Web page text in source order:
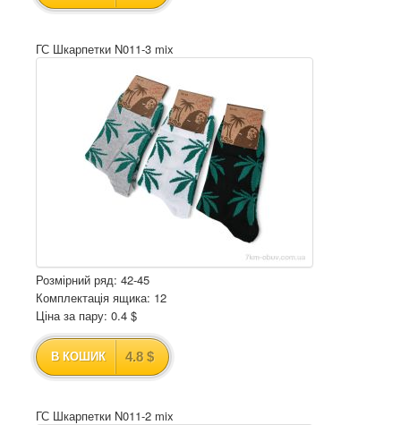
ГС Шкарпетки N011-3 mix
Розмірний ряд: 42-45
Комплектація ящика: 12
Ціна за пару: 0.4 $
В КОШИК 4.8 $
ГС Шкарпетки N011-2 mix